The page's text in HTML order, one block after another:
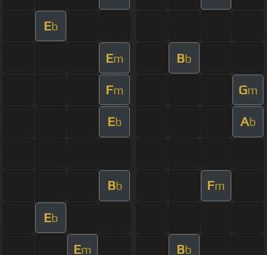
Eb
Em Bb
Fm Gm
Eb Ab
Bb Fm
Eb
Em Bb